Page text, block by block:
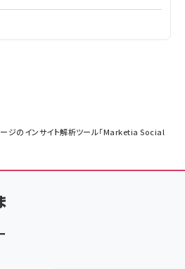
ジのインサイト解析ツール「Marketia Social